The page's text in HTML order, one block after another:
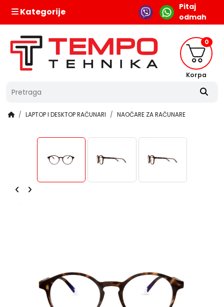
Kategorije
Pitaj
odmah
0
Korpa
LAPTOP I DESKTOP RAČUNARI NAOČARE ZA RAČUNARE